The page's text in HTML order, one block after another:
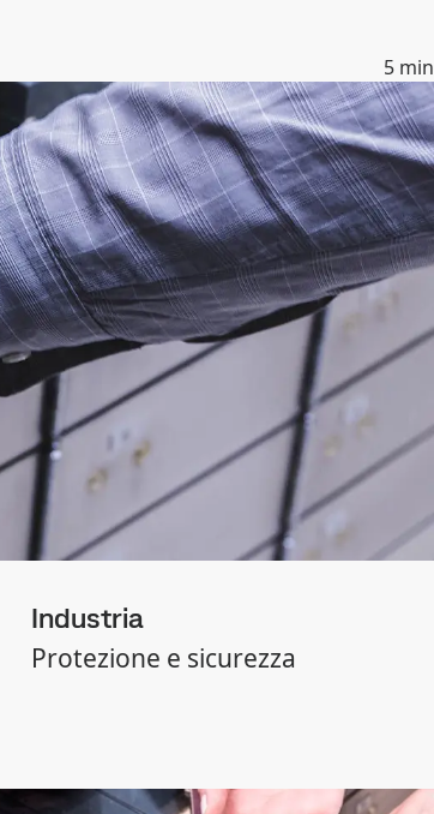
5 min
Industria
Protezione e sicurezza